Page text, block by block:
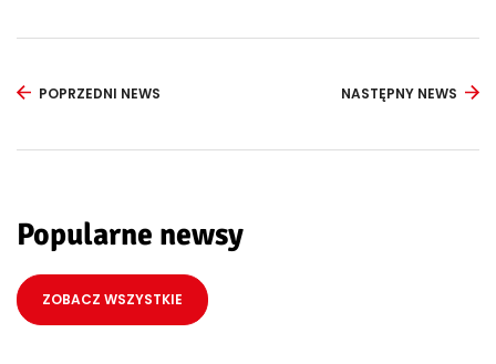
POPRZEDNI NEWS NASTĘPNY NEWS
Popularne newsy
ZOBACZ WSZYSTKIE